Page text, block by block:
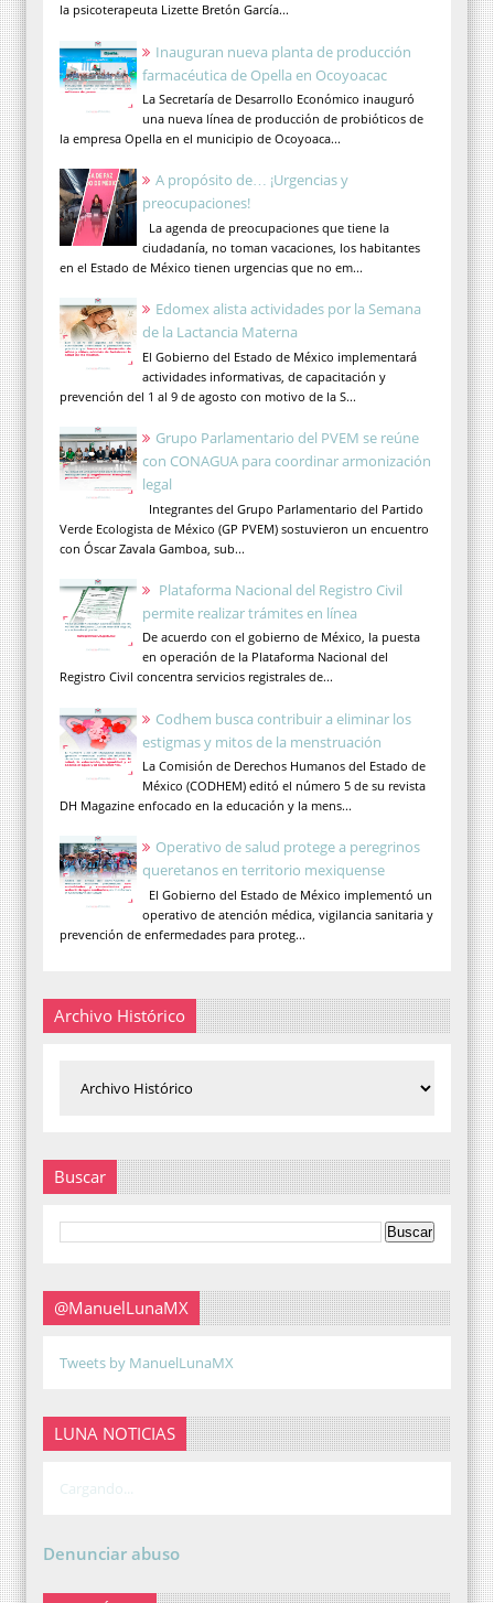
la psicoterapeuta Lizette Bretón García...
Inauguran nueva planta de producción
farmacéutica de Opella en Ocoyoacac
La Secretaría de Desarrollo Económico inauguró
una nueva línea de producción de probióticos de
la empresa Opella en el municipio de Ocoyoaca...
A propósito de… ¡Urgencias y
preocupaciones!
La agenda de preocupaciones que tiene la
ciudadanía, no toman vacaciones, los habitantes
en el Estado de México tienen urgencias que no em...
Edomex alista actividades por la Semana
de la Lactancia Materna
El Gobierno del Estado de México implementará
actividades informativas, de capacitación y
prevención del 1 al 9 de agosto con motivo de la S...
Grupo Parlamentario del PVEM se reúne
con CONAGUA para coordinar armonización
legal
Integrantes del Grupo Parlamentario del Partido
Verde Ecologista de México (GP PVEM) sostuvieron un encuentro
con Óscar Zavala Gamboa, sub...
Plataforma Nacional del Registro Civil
permite realizar trámites en línea
De acuerdo con el gobierno de México, la puesta
en operación de la Plataforma Nacional del
Registro Civil concentra servicios registrales de...
Codhem busca contribuir a eliminar los
estigmas y mitos de la menstruación
La Comisión de Derechos Humanos del Estado de
México (CODHEM) editó el número 5 de su revista
DH Magazine enfocado en la educación y la mens...
Operativo de salud protege a peregrinos
queretanos en territorio mexiquense
El Gobierno del Estado de México implementó un
operativo de atención médica, vigilancia sanitaria y
prevención de enfermedades para proteg...
Archivo Histórico
Buscar
@ManuelLunaMX
Tweets by ManuelLunaMX
LUNA NOTICIAS
Cargando...
Denunciar abuso